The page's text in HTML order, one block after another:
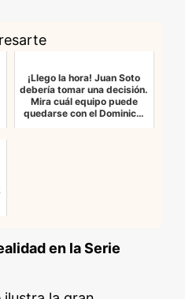
¡Llego la hora! Juan Soto
debería tomar una decisión.
Mira cuál equipo puede
quedarse con el Dominic…
en la Serie